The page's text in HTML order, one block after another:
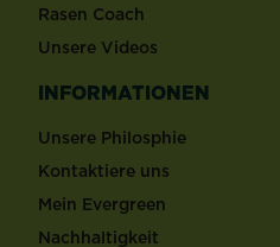
Rasen Coach
Unsere Videos
INFORMATIONEN
Unsere Philosphie
Kontaktiere uns
Mein Evergreen
Nachhaltigkeit